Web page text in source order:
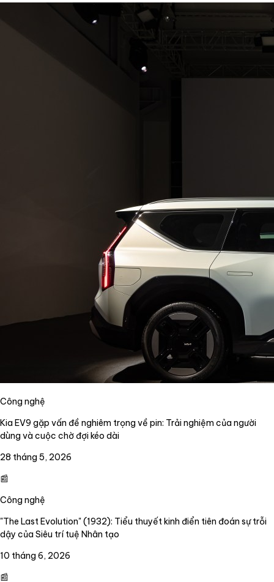
Công nghệ
Kia EV9 gặp vấn đề nghiêm trọng về pin: Trải nghiệm của người
dùng và cuộc chờ đợi kéo dài
28 tháng 5, 2026
📰
Công nghệ
"The Last Evolution" (1932): Tiểu thuyết kinh điển tiên đoán sự trỗi
dậy của Siêu trí tuệ Nhân tạo
10 tháng 6, 2026
📰